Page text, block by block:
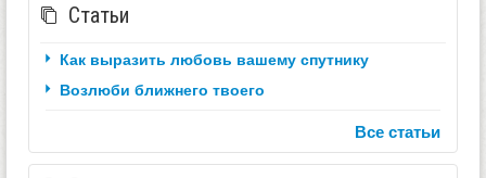
Статьи
Как выразить любовь вашему спутнику
Возлюби ближнего твоего
Все статьи